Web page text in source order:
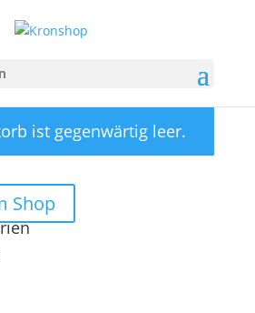
ist gegenwärtig leer.
Shop